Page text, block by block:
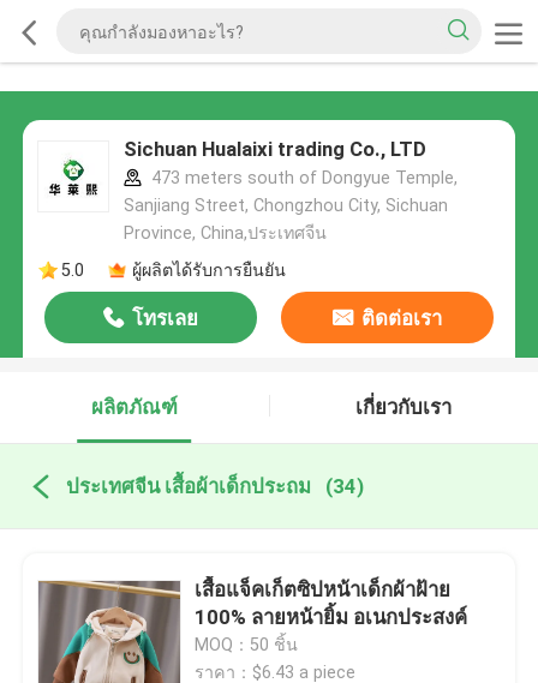
Sichuan Hualaixi trading Co., LTD
473 meters south of Dongyue Temple,
Sanjiang Street, Chongzhou City, Sichuan
Province, China,ประเทศจีน
5.0
ผู้ผลิตได้รับการยืนยัน
โทรเลย ติดต่อเรา
ผลิตภัณฑ์ เกี่ยวกับเรา
ประเทศจีน เสื้อผ้าเด็กประถม (34)
เสื้อแจ็คเก็ตซิปหน้าเด็กผ้าฝ้าย
100% ลายหน้ายิ้ม อเนกประสงค์
MOQ：50 ชิ้น
ราคา：$6.43 a piece